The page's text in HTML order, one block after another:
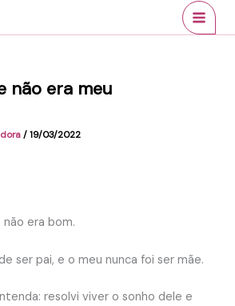
não era meu
/19/03/2022
era bom.
ser pai, e o meu nunca foi ser mãe.
resolvi viver o sonho dele e